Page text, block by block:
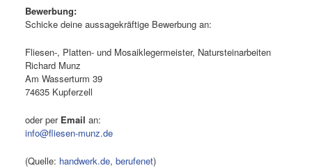
Bewerbung:
Schicke deine aussagekräftige Bewerbung an:
Fliesen-, Platten- und Mosaiklegermeister, Natursteinarbeiten
Richard Munz
Am Wasserturm 39
74635 Kupferzell
oder per Email an:
info@fliesen-munz.de
(Quelle: handwerk.de,berufenet)